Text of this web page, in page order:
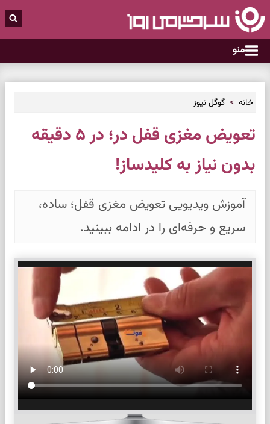
منو
خانه گوگل نیوز
تعویض مغزی قفل در؛ در ۵ دقیقه
بدون نیاز به کلیدساز!
آموزش ویدیویی تعویض مغزی قفل؛ ساده،
سریع و حرفه‌ای را در ادامه ببینید.